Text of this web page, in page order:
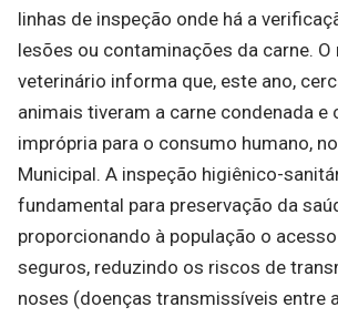
linhas de inspeção onde há a
lesões ou contaminações da carne. O
veterinário informa que, este ano,
animais tiveram a carne condenada e
imprópria para o consumo humano,
Municipal. A inspeção higiêni­co-
fundamental para preservação da
proporcionan­do à população o
seguros, reduzindo os riscos de
noses (doenças transmissíveis entre